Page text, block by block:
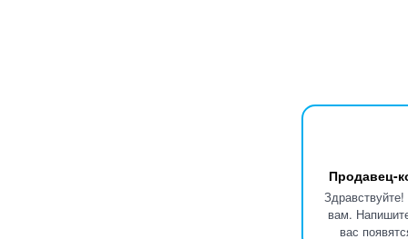
Продавец-
вам.
вас